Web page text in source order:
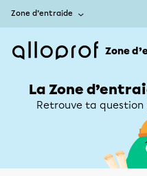
Zone d’entraide
Zone
La Zone
Retrouve ta question